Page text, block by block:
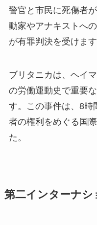
警官と市民に死傷者
動家やアナキストへ
が有罪判決を受けます
ブリタニカは、ヘイ
の労働運動史で重要
す。この事件は、8時
者の権利をめぐる国
た。
第二インターナ